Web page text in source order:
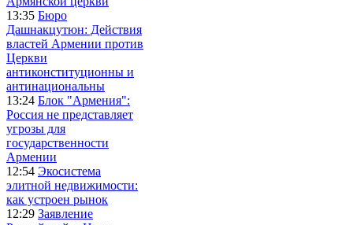
13:35 Бюро
Дашнакцутюн: Действия
властей Армении против
Церкви
антиконституционны и
антинациональны
13:24 Блок "Армения":
Россия не представляет
угрозы для
государственности
Армении
12:54 Экосистема
элитной недвижимости:
как устроен рынок
12:29 Заявление